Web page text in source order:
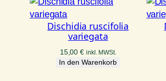
Dischidia ruscifolia
variegata
15,00€ inkl. MWSt.
In den Warenkorb